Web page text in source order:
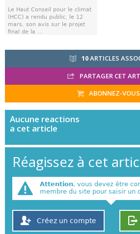
Le Haut Conseil pour le climat
(HCC) a rendu public, le 12
mars, son avis sur le projet
final de la ...
10ARTICLES
PARTAGER CET
ABONNEZ-
Aucune reactions
a cet article
Réagissez à cet
Attention, vous devez être
membre du site pour saisir un
Créez un compte